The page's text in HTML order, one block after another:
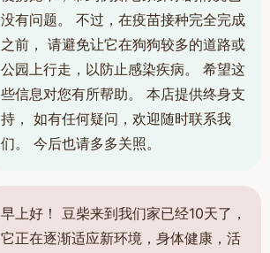
没有问题。 不过，在疫苗接种完全完成
之前， 请避免让它在狗狗较多的道路或
公园上行走，以防止感染疾病。 希望这
些信息对您有所帮助。 本店提供终身支
持， 如有任何疑问，欢迎随时联系我
们。 今后也请多多关照。
早上好！ 豆柴来到我们家已经10天了，
它正在逐渐适应新环境，身体健康，活